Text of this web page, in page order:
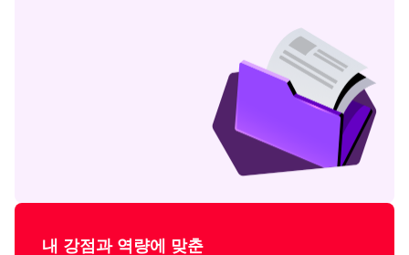
내 강점과 역량에 맞춘